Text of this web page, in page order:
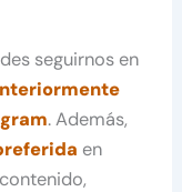
seguirnos en
. Además,
en